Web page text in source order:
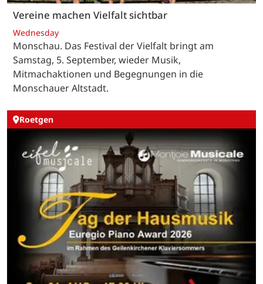
Vereine machen Vielfalt sichtbar
Wednesday
Monschau. Das Festival der Vielfalt bringt am
Samstag, 5. September, wieder Musik,
Mitmachaktionen und Begegnungen in die
Monschauer Altstadt.
Roetgen